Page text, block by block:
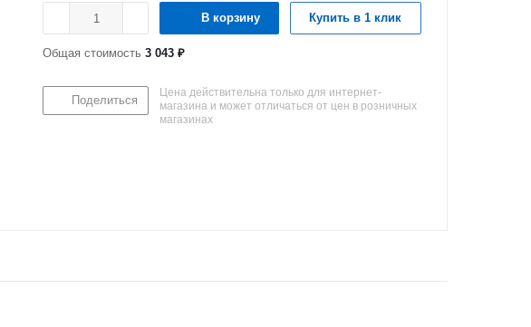
В корзину Купить в 1 клик
Общая стоимость 3 043 ₽
Поделиться
Цена действительна только для интернет-
магазина и может отличаться от цен в розничных
магазинах